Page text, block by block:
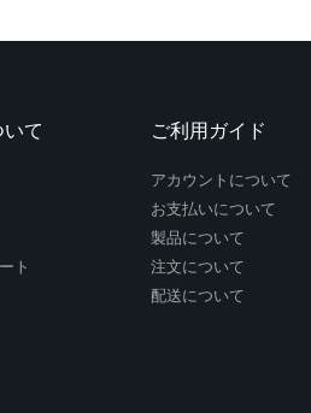
て
ト
ご利用ガイド
アカウントについて
お支払いについて
製品について
注文について
配送について